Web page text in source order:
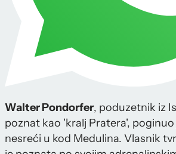
Walter Pondorfer, poduzetnik iz
poznat kao 'kralj Pratera',
nesreći u kod Medulina. Vlasnik